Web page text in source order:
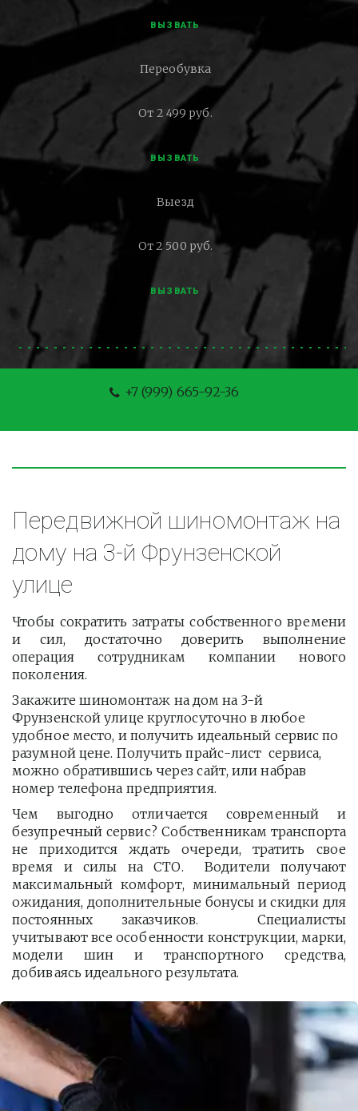
ВЫЗВАТЬ
Переобувка
От 2 499 руб.
ВЫЗВАТЬ
Выезд
От 2 500 руб.
ВЫЗВАТЬ
+7 (999) 665-92-36
Передвижной шиномонтаж на
дому на 3-й Фрунзенской
улице
Чтобы сократить затраты собственного времени
и сил, достаточно доверить выполнение
операция сотрудникам компании нового
поколения.
Закажите шиномонтаж на дом на 3-й
Фрунзенской улице круглосуточно в любое
удобное место, и получить идеальный сервис по
разумной цене. Получить прайс-лист  сервиса,
можно обратившись через сайт, или набрав
номер телефона предприятия.
Чем выгодно отличается современный и
безупречный сервис? Собственникам транспорта
не приходится ждать очереди, тратить свое
время и силы на СТО. Водители получают
максимальный комфорт, минимальный период
ожидания, дополнительные бонусы и скидки для
постоянных заказчиков. Специалисты
учитывают все особенности конструкции, марки,
модели шин и транспортного средства,
добиваясь идеального результата.